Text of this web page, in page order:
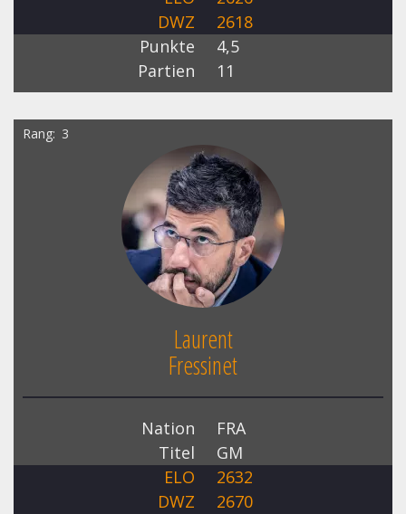
DWZ
2618
Punkte
4,5
Partien
11
Rang 3
Laurent
Fressinet
Nation
FRA
Titel
GM
ELO
2632
DWZ
2670